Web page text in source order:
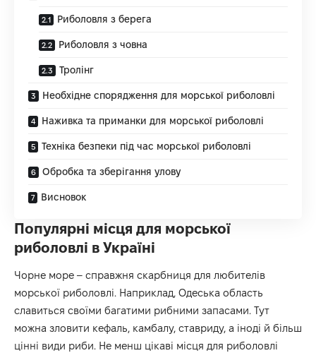
Риболовля з берега
Риболовля з човна
Тролінг
Необхідне спорядження для морської риболовлі
Наживка та приманки для морської риболовлі
Техніка безпеки під час морської риболовлі
Обробка та зберігання улову
Висновок
Популярні місця для морської
риболовлі в Україні
Чорне море – справжня скарбниця для любителів
морської риболовлі. Наприклад, Одеська область
славиться своїми багатими рибними запасами. Тут
можна зловити кефаль, камбалу, ставриду, а іноді й більш
цінні види риби. Не менш цікаві місця для риболовлі